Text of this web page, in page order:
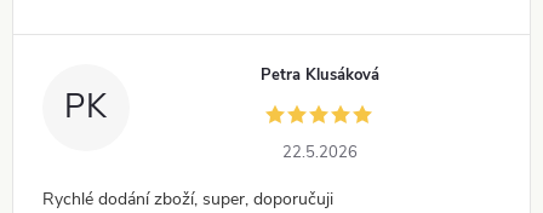
PK
Petra Klusáková
22.5.2026
Rychlé dodání zboží, super, doporučuji